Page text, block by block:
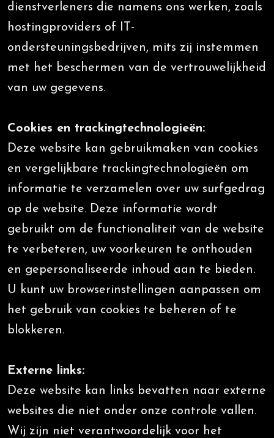
dienstverleners die namens ons werken, zoals
hostingproviders of IT-
ondersteuningsbedrijven, mits zij instemmen
met het beschermen van de vertrouwelijkheid
van uw gegevens.
Cookies en trackingtechnologieën:
Deze website kan gebruikmaken van cookies
en vergelijkbare trackingtechnologieën om
informatie te verzamelen over uw surfgedrag
op de website. Deze informatie wordt
gebruikt om de functionaliteit van de website
te verbeteren, uw voorkeuren te onthouden
en gepersonaliseerde inhoud aan te bieden.
U kunt uw browserinstellingen aanpassen om
het gebruik van cookies te beheren of te
blokkeren.
Externe links:
Deze website kan links bevatten naar externe
websites die niet onder onze controle vallen.
Wij zijn niet verantwoordelijk voor het